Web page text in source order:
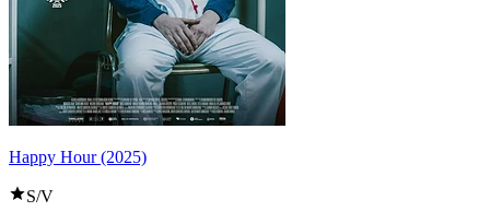
Happy Hour (2025)
S/V